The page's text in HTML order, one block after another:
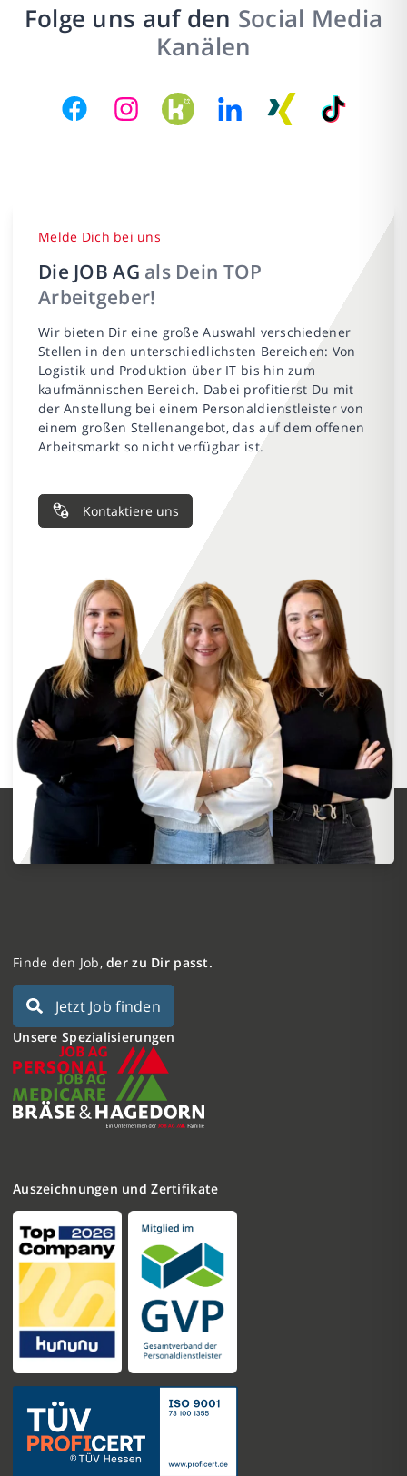
Folge uns auf den Social Media
Kanälen
Melde Dich bei uns
Die JOB AG als Dein TOP
Arbeitgeber!
Wir bieten Dir eine große Auswahl verschiedener
Stellen in den unterschiedlichsten Bereichen: Von
Logistik und Produktion über IT bis hin zum
kaufmännischen Bereich. Dabei profitierst Du mit
der Anstellung bei einem Personaldienstleister von
einem großen Stellenangebot, das auf dem offenen
Arbeitsmarkt so nicht verfügbar ist.
Kontaktiere uns
Finde den Job,der zu Dir passt.
Jetzt Job finden
Unsere Spezialisierungen
Auszeichnungen und Zertifikate